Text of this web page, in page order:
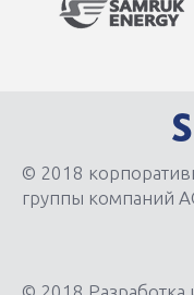
© 2018
группы компаний